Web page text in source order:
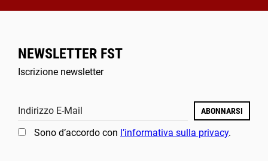
NEWSLETTER FST
Iscrizione newsletter
Indirizzo E-Mail ABONNARSI
Sono d’accordo con l’informativa sulla privacy.